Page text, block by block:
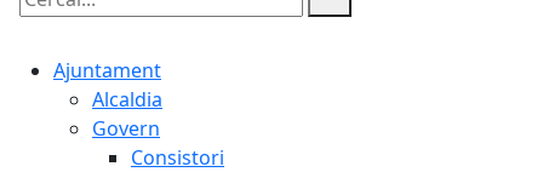
Cercar:
Ajuntament
Alcaldia
Govern
Consistori